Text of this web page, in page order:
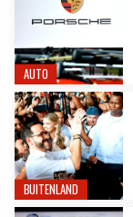
AUTO
BUITENLAND